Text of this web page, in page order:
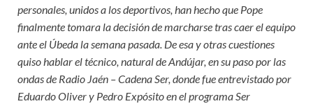
personales, unidos a los deportivos, han hecho que Pope
finalmente tomara la decisión de marcharse tras caer el equipo
ante el Úbeda la semana pasada. De esa y otras cuestiones
quiso hablar el técnico, natural de Andújar, en su paso por las
ondas de Radio Jaén – Cadena Ser, donde fue entrevistado por
Eduardo Oliver y Pedro Expósito en el programa Ser